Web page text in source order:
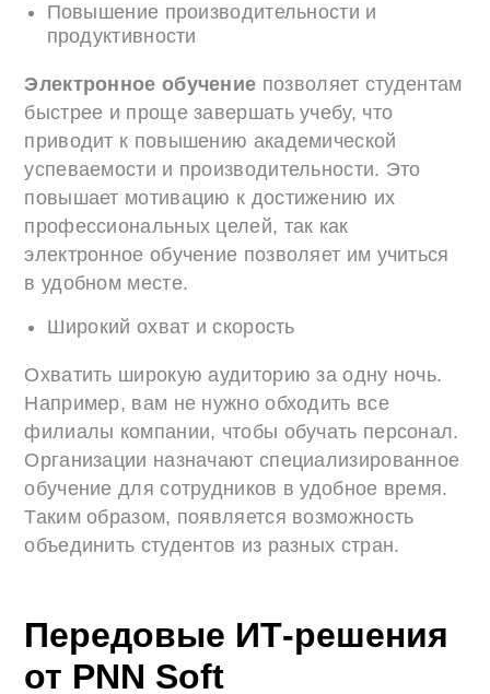
Повышение производительности и
продуктивности
Электронное обучение позволяет студентам
быстрее и проще завершать учебу, что
приводит к повышению академической
успеваемости и производительности. Это
повышает мотивацию к достижению их
профессиональных целей, так как
электронное обучение позволяет им учиться
в удобном месте.
Широкий охват и скорость
Охватить широкую аудиторию за одну ночь.
Например, вам не нужно обходить все
филиалы компании, чтобы обучать персонал.
Организации назначают специализированное
обучение для сотрудников в удобное время.
Таким образом, появляется возможность
объединить студентов из разных стран.
Передовые ИТ-решения
от PNN Soft